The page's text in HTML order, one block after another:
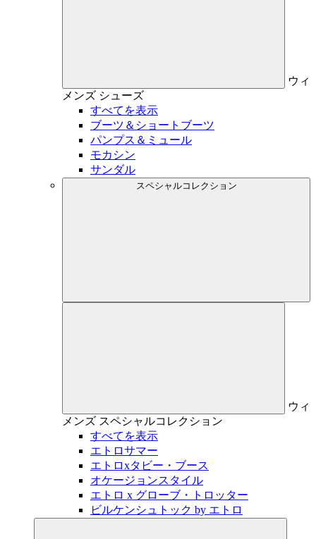
ウィ
メンズ シューズ
すべてを表示
ブーツ＆ショートブーツ
パンプス＆ミュール
モカシン
サンダル
スペシャルコレクション
ウィ
メンズ スペシャルコレクション
すべてを表示
エトロサマー
エトロxタビー・ブース
オケージョンスタイル
エトロ x グローブ・トロッター
ビルケンシュトック by エトロ